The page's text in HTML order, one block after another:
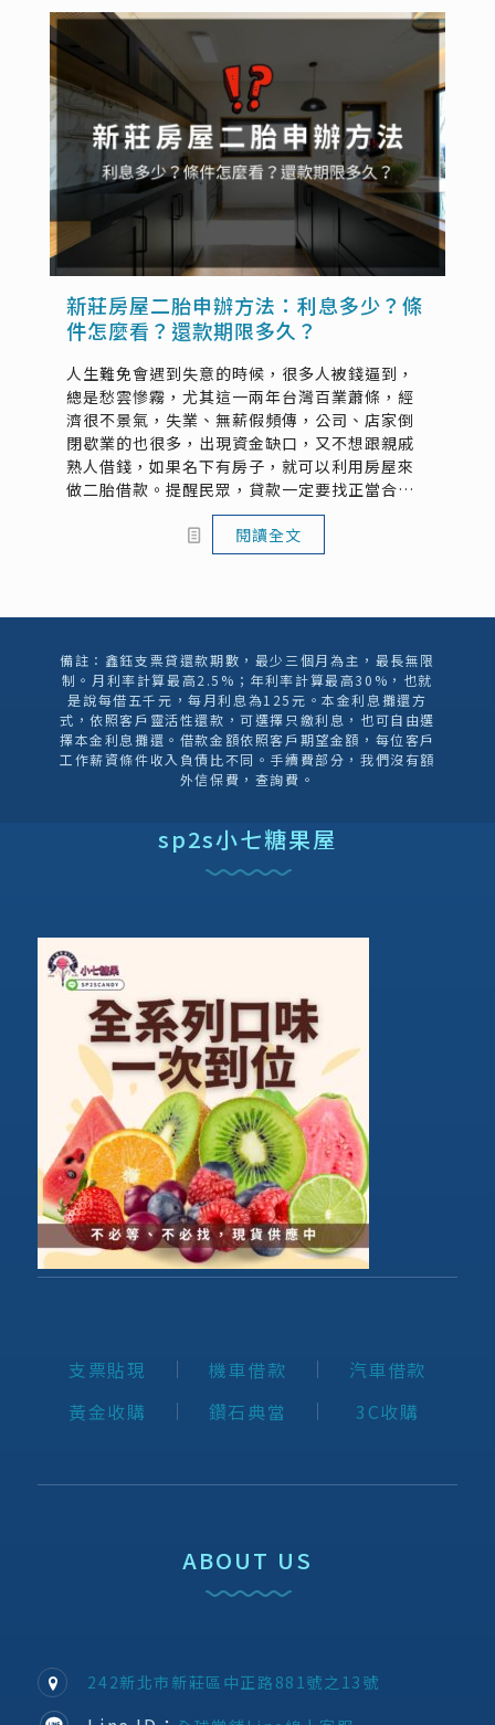
新莊房屋二胎申辦方法：利息多少？條
件怎麼看？還款期限多久？
人生難免會遇到失意的時候，很多人被錢逼到，
總是愁雲慘霧，尤其這一兩年台灣百業蕭條，經
濟很不景氣，失業、無薪假頻傳，公司、店家倒
閉歇業的也很多，出現資金缺口，又不想跟親戚
熟人借錢，如果名下有房子，就可以利用房屋來
做二胎借款。提醒民眾，貸款一定要找正當合法
的管道，在大台北地區，找新莊全球支票貸辦理
新莊房屋二胎絕對是個安心的好選擇！
閱讀全文
備註：鑫鈺支票貸還款期數，最少三個月為主，最長無限
制。月利率計算最高2.5%；年利率計算最高30%，也就
是說每借五千元，每月利息為125元。本金利息攤還方
式，依照客戶靈活性還款，可選擇只繳利息，也可自由選
擇本金利息攤還。借款金額依照客戶期望金額，每位客戶
工作薪資條件收入負債比不同。手續費部分，我們沒有額
外信保費，查詢費。
sp2s小七糖果屋
支票貼現 機車借款
汽車借款
黃金收購
鑽石典當 3C收購
ABOUT US
242新北市新莊區中正路881號之13號